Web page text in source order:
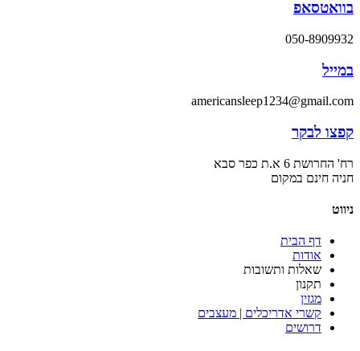
בוואטסאפ
050-8909932
במייל
americansleep1234@gmail.com
קפצו לבקר
רח' החרושת 6 א.ת כפר סבא
חניה חינם במקום
ניווט
דף הבית
אודות
שאלות ותשובות
תקנון
מגזין
קשרי אדריכלים | מעצבים
דרושים